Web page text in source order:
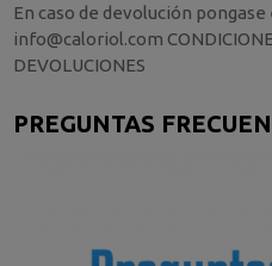
En caso de devolución
info@caloriol.com
DEVOLUCIONES
PREGUNTAS